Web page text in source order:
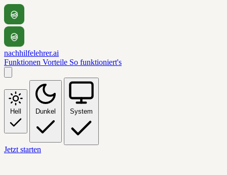
nachhilfelehrer.ai
Funktionen Vorteile So funktioniert's
Hell Dunkel System
Jetzt starten